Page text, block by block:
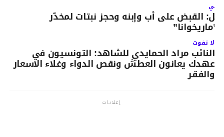
القبض على أب وإبنه وحجز نبتات لمخدّر
لا تفوت
النائب مراد الحمايدي للشاهد: التونسيون في
عهدك يعانون العطش ونقص الدواء وغلاء الاسعار
والفقر
إعلانات